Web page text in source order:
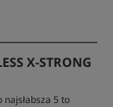
X-STRONG
5 to